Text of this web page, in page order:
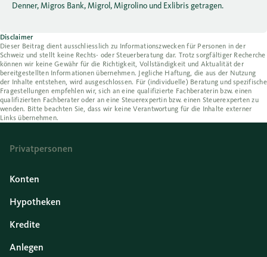
Denner, Migros Bank, Migrol, Migrolino und Exlibris getragen.
Disclaimer
Dieser Beitrag dient ausschliesslich zu Informationszwecken für Personen in der
Schweiz und stellt keine Rechts- oder Steuerberatung dar. Trotz sorgfältiger Recherche
können wir keine Gewähr für die Richtigkeit, Vollständigkeit und Aktualität der
bereitgestellten Informationen übernehmen. Jegliche Haftung, die aus der Nutzung
der Inhalte entstehen, wird ausgeschlossen. Für (individuelle) Beratung und spezifische
Fragestellungen empfehlen wir, sich an eine qualifizierte Fachberaterin bzw. einen
qualifizierten Fachberater oder an eine Steuerexpertin bzw. einen Steuerexperten zu
wenden. Bitte beachten Sie, dass wir keine Verantwortung für die Inhalte externer
Links übernehmen.
Privatpersonen
Konten
Hypotheken
Kredite
Anlegen